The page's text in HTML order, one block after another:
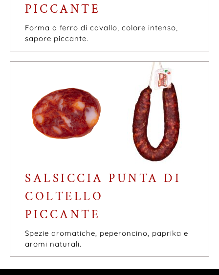
PICCANTE
Forma a ferro di cavallo, colore intenso,
sapore piccante.
SALSICCIA PUNTA DI
COLTELLO
PICCANTE
Spezie aromatiche, peperoncino, paprika e
aromi naturali.